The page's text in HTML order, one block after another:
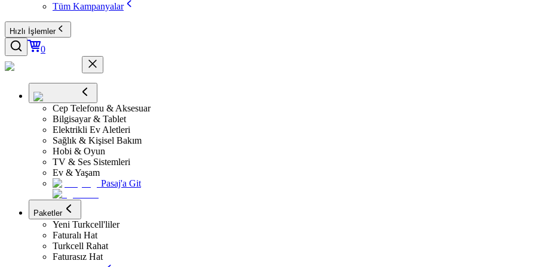
Tüm Kampanyalar
Hızlı İşlemler
0
Cep Telefonu & Aksesuar
Bilgisayar & Tablet
Elektrikli Ev Aletleri
Sağlık & Kişisel Bakım
Hobi & Oyun
TV & Ses Sistemleri
Ev & Yaşam
Pasaj'a Git
Paketler
Yeni Turkcell'liler
Faturalı Hat
Turkcell Rahat
Faturasız Hat